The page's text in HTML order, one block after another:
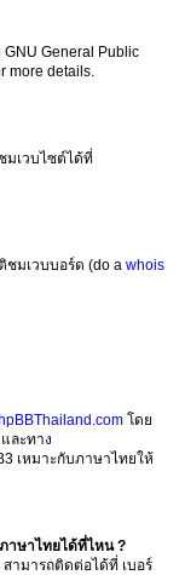
General Public
more details.
มเวบไซต์ได้ที่
มเวบบอร์ด (do a whois
โดย
ละทาง
เหมาะกับภาษาไทยให้
าษาไทยได้ที่ไหน ?
ามารถติดต่อได้ที่ เบอร์